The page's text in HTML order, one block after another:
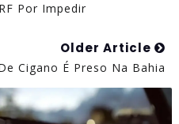
Por Impedir
Older Article
Cigano É Preso Na Bahia